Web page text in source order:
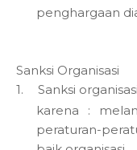
penghargaan
Sanksi Organisasi
1.
Sanksi
karena :
peraturan-